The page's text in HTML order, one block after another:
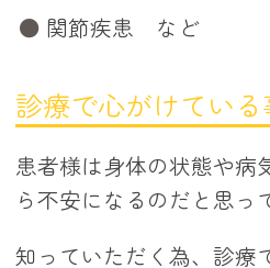
関節疾患 など
診療で心がけている
患者様は身体の状態や病
ら不安になるのだと思っ
知っていただく為、診療